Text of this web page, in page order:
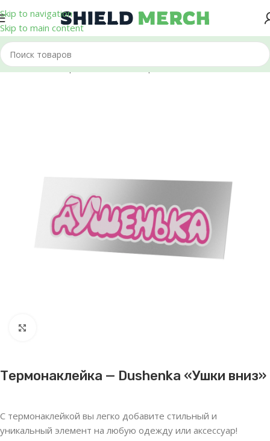
Skip to navigation
Skip to main content
Главная/Стикеры и Наклейки/Термонаклейки
Термонаклейка — Dushenka «Ушки вниз»
С термонаклейкой вы легко добавите стильный и
уникальный элемент на любую одежду или аксессуар!